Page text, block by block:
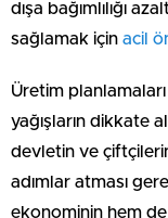
dışa bağımlılığı
sağlamak için acil
Üretim planlamaları
yağışların dikkate
devletin ve
adımlar atması
ekonominin hem